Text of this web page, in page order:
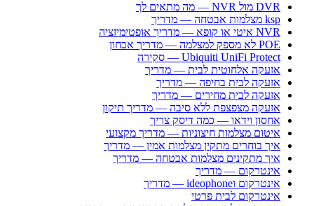
DVR מול NVR — מה מתאים לך
ksp מצלמות אבטחה — מדריך
NVR איטי או קופא — מדריך אופטימיזציה
POE לא מספק למצלמה — מדריך אבחון
Ubiquiti UniFi Protect — סקירה
אזעקה אלחוטית לבית — מדריך
אזעקה לבית בחיפה — מדריך
אזעקה לבית מחירים — מדריך
אזעקה מצפצפת ללא סיבה — מדריך תיקון
אחסון וידאו — כמה דיסק צריך
איטום מצלמות חיצוניות — מדריך מקצועי
איך בוחרים מתקין מצלמות אמין — מדריך
איך מתקינים מצלמות אבטחה — מדריך
אינטרקום — מדריך
אינטרקום וideophone — מדריך
אינטרקום לבית פרטי